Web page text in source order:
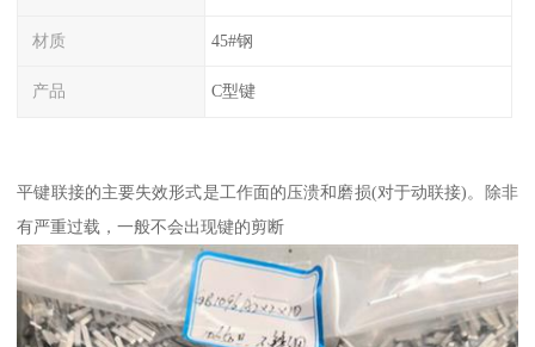
材质 45#钢
产品 C型键
平键联接的主要失效形式是工作面的压溃和磨损(对于动联接)。除非
有严重过载，一般不会出现键的剪断